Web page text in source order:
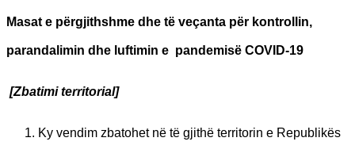
Masat e përgjithshme dhe të veçanta për kontrollin,
parandalimin dhe luftimin e pandemisë COVID-19
[Zbatimi territorial]
Ky vendim zbatohet në të gjithë territorin e Republikës